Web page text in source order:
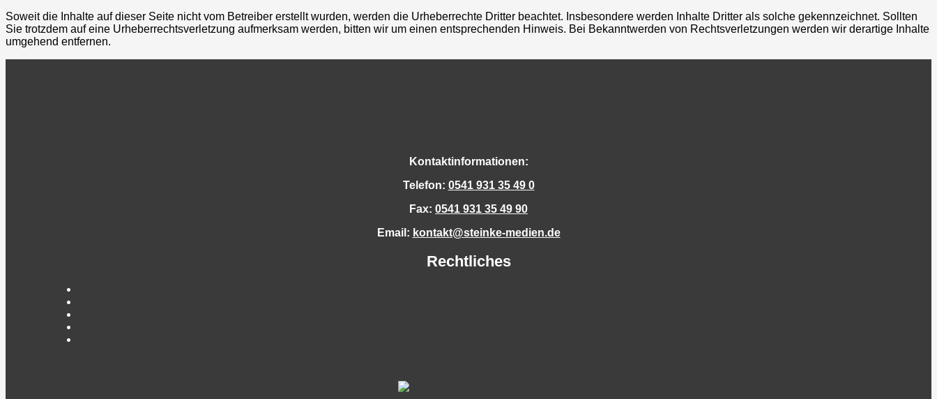
Soweit die Inhalte auf dieser Seite nicht vom Betreiber erstellt wurden, werden die Urheberrechte Dritter beachtet. Insbesondere werden Inhalte Dritter als solche gekennzeichnet. Sollten
Sie trotzdem auf eine Urheberrechtsverletzung aufmerksam werden, bitten wir um einen entsprechenden Hinweis. Bei Bekanntwerden von Rechtsverletzungen werden wir derartige Inhalte
umgehend entfernen.
Kontaktinformationen:
Telefon: 0541 931 35 49 0
Fax: 0541 931 35 49 90
Email: kontakt@steinke-medien.de
Rechtliches